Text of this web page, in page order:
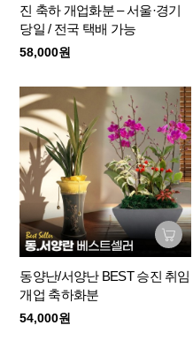
진 축하 개업화분 – 서울·경기
당일 / 전국 택배 가능
58,000원
동양난/서양난 BEST 승진 취임
개업 축하화분
54,000원